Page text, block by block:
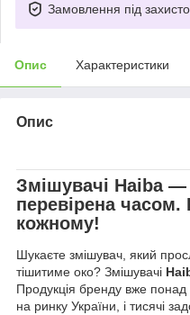
Замовлення під
Опис Характеристики
Опис
Змішувачі Haiba—
перевірена
кожному!
Шукаєте змішувач, який
тішитиме око? Змішувачі
Продукція бренду вже понад
на ринку України, і тисячі